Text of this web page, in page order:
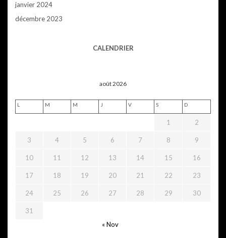
janvier 2024
décembre 2023
CALENDRIER
août 2026
L M M J V S D
1 2
3 4 5 6 7 8 9
10 11 12 13 14 15 16
17 18 19 20 21 22 23
24 25 26 27 28 29 30
31
« Nov